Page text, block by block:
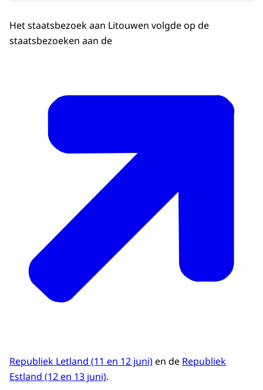
Het staatsbezoek aan Litouwen volgde op de
staatsbezoeken aan de
Republiek Letland (11 en 12 juni)en de Republiek
Estland (12 en 13 juni).